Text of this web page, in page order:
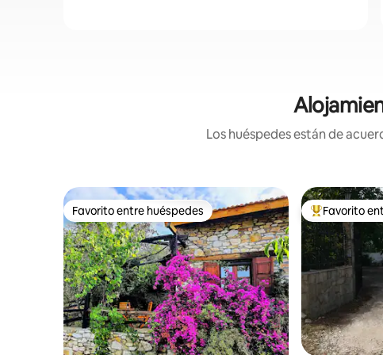
Los huéspedes están de
Favorito entre huéspedes
Favorito entre huéspedes Favorito
Favorito